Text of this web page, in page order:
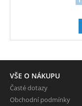
VŠE O NÁKUPU
Časté dotazy
Obchodní podmínky